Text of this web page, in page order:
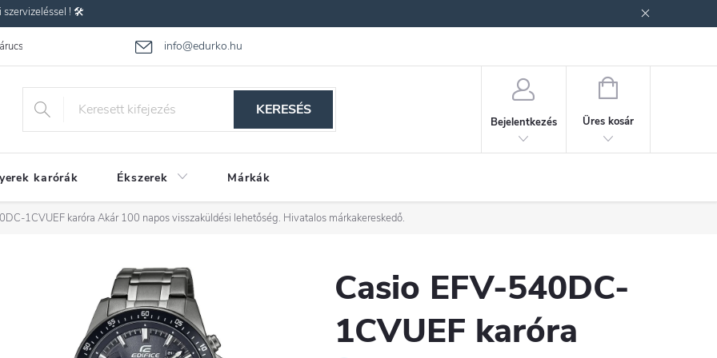
szervizeléssel ! 🛠️
info@edurko.hu
Gyakran ismételt kérdések
KERESÉS
Bejelentkezés
KOSÁR
Üres kosár
karórák Ékszerek Márkák
1CVUEF karóra Akár 100 napos visszaküldési lehetőség. Hivatalos márkakereskedő.
Casio EFV-540DC-
1CVUEF karóra